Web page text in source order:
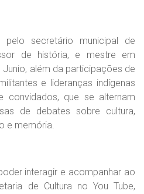
secretário municipal de
de história, e mestre em
além da participações de
e lideranças indígenas
convidados, que se alternam
de debates sobre cultura,
e memória.
interagir e acompanhar ao
de Cultura no You Tube,